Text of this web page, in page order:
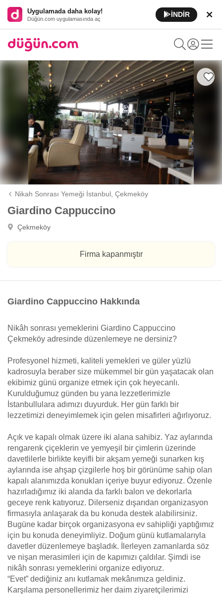
Uygulamada daha kolay!
Düğün.com uygulamasında aç
İNDİR
Nikah Sonrası Yemeği İstanbul,Çekmeköy
Giardino Cappuccino
Çekmeköy
Firma kapanmıştır
Giardino Cappuccino Hakkında
Nikâh sonrası yemeklerini Giardino Cappuccino
Çekmeköy adresinde düzenlemeye ne dersiniz?
Profesyonel hizmeti, kaliteli yemekleri ve güler yüzlü
kadrosuyla beraber size mükemmel bir gün yaşatacak olan
ekibimiz günü organize etmek için çok heyecanlı.
Kurulduğumuz günden bu yana lezzetlerimizle
İstanbullulara adımızı duyurduk. Her gün farklı bir
lezzetimizi deneyimlemek için gelen misafirleri ağırlıyoruz.
Açık ve kapalı olmak üzere iki alana sahibiz. Yaz aylarında
rengarenk çiçeklerin ve yemyeşil bir çimlerin üzerinde
davetlilerle birlikte keyifli bir akşam yemeği sunarken kış
aylarında ise ahşap çizgilerle hoş bir görünüme sahip olan
kapalı alanımızda konukları içeriye buyur ediyoruz. Özenle
hazırladığımız iki alanda da farklı balon ve dekorlarla
geceye renk katıyoruz. Dilerseniz dışarıdan organizasyon
firmasıyla anlaşarak da bu konuda destek alabilirsiniz.
Bugüne kadar birçok organizasyona ev sahipliği yaptığımız
için bu konuda deneyimliyiz. Doğum günü kutlamalarıyla
davetler düzenlemeye başladık. İlerleyen zamanlarda söz
ve nişan merasimleri için de kapımızı çaldılar. Şimdi ise
nikâh sonrası yemeklerini organize ediyoruz.
“Evet” dediğiniz anı kutlamak mekânımıza geldiniz.
Karşılama personellerimiz her daim ziyaretçilerimizi